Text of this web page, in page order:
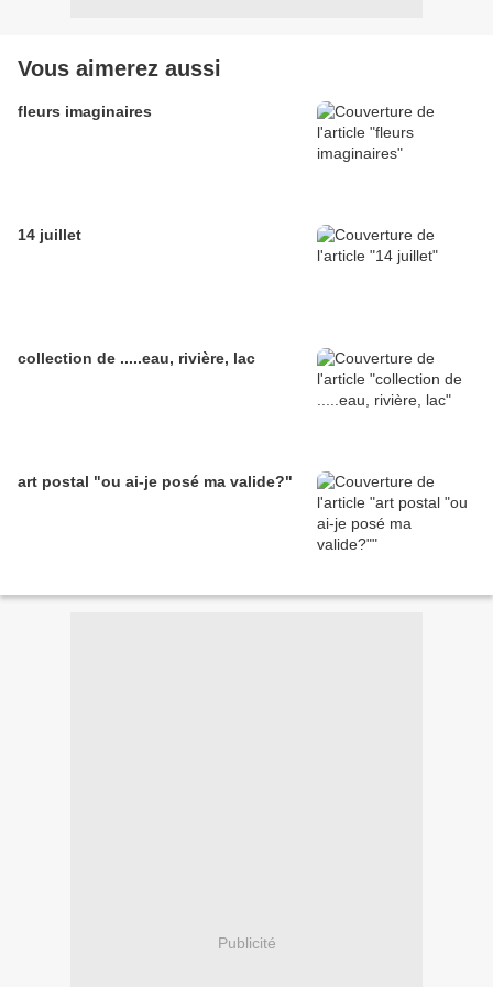
Vous aimerez aussi
fleurs imaginaires
14 juillet
collection de .....eau, rivière, lac
art postal "ou ai-je posé ma valide?"
Publicité